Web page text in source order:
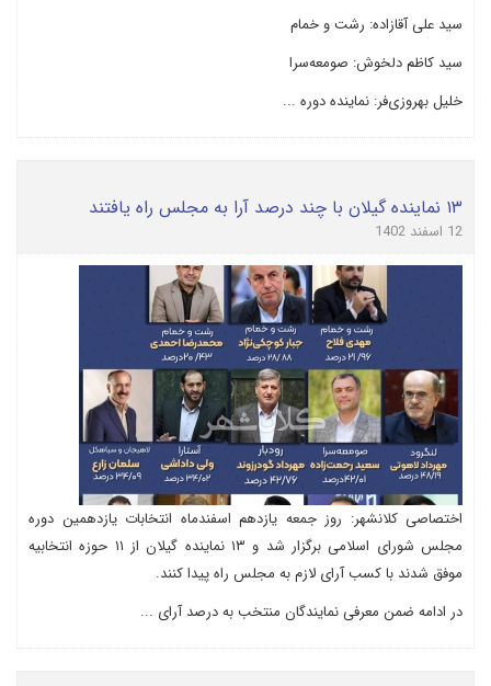
سید علی آقازاده: رشت و خمام
سید کاظم دلخوش: صومعه‌سرا
خلیل بهروزی‌فر: نماینده دوره ...
۱۳ نماینده گیلان با چند درصد آرا به مجلس راه یافتند
12 اسفند 1402
اختصاصی کلانشهر: روز جمعه یازدهم اسفندماه انتخابات یازدهمین دوره
مجلس شورای اسلامی برگزار شد و ۱۳ نماینده گیلان از ۱۱ حوزه انتخابیه
موفق شدند با کسب آرای لازم به مجلس راه پیدا کنند.
در ادامه ضمن معرفی نمایندگان منتخب به درصد آرای ...